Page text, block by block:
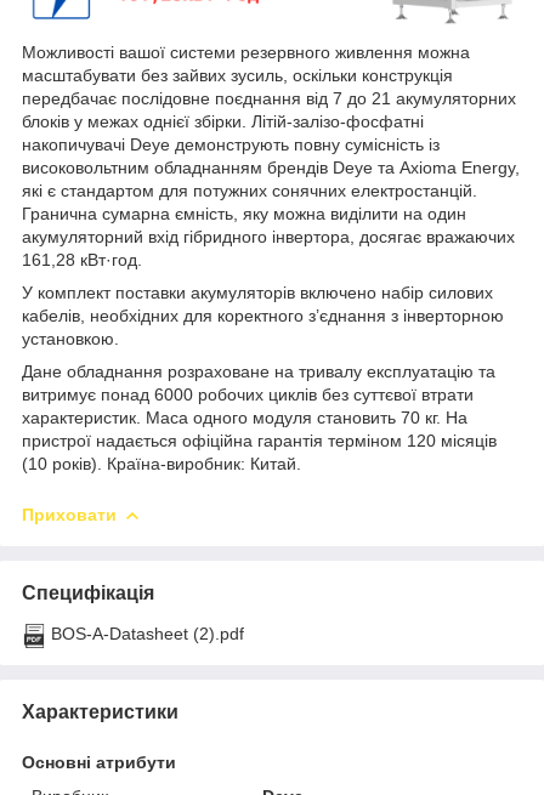
Можливості вашої системи резервного живлення можна
масштабувати без зайвих зусиль, оскільки конструкція
передбачає послідовне поєднання від 7 до 21 акумуляторних
блоків у межах однієї збірки. Літій-залізо-фосфатні
накопичувачі Deye демонструють повну сумісність із
високовольтним обладнанням брендів Deye та Axioma Energy,
які є стандартом для потужних сонячних електростанцій.
Гранична сумарна ємність, яку можна виділити на один
акумуляторний вхід гібридного інвертора, досягає вражаючих
161,28 кВт·год.
У комплект поставки акумуляторів включено набір силових
кабелів, необхідних для коректного з’єднання з інверторною
установкою.
Дане обладнання розраховане на тривалу експлуатацію та
витримує понад 6000 робочих циклів без суттєвої втрати
характеристик. Маса одного модуля становить 70 кг. На
пристрої надається офіційна гарантія терміном 120 місяців
(10 років). Країна-виробник: Китай.
Приховати
Специфікація
BOS-А-Datasheet (2).pdf
Характеристики
Основні атрибути